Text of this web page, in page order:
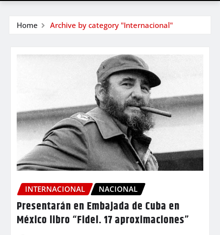
Home Archive by category "Internacional"
INTERNACIONAL NACIONAL
Presentarán en Embajada de Cuba en
México libro “Fidel. 17 aproximaciones”